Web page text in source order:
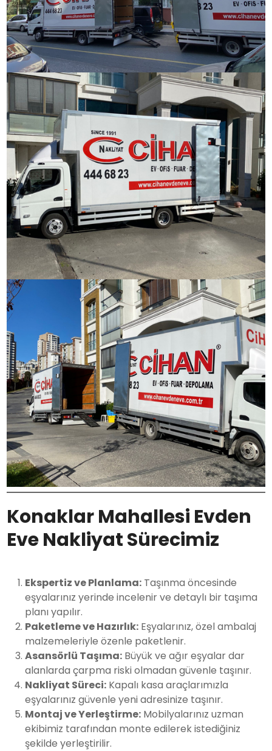
Konaklar Mahallesi Evden
Eve Nakliyat Sürecimiz
Ekspertiz ve Planlama: Taşınma öncesinde
eşyalarınız yerinde incelenir ve detaylı bir taşıma
planı yapılır.
Paketleme ve Hazırlık: Eşyalarınız, özel ambalaj
malzemeleriyle özenle paketlenir.
Asansörlü Taşıma: Büyük ve ağır eşyalar dar
alanlarda çarpma riski olmadan güvenle taşınır.
Nakliyat Süreci: Kapalı kasa araçlarımızla
eşyalarınız güvenle yeni adresinize taşınır.
Montaj ve Yerleştirme: Mobilyalarınız uzman
ekibimiz tarafından monte edilerek istediğiniz
şekilde yerleştirilir.